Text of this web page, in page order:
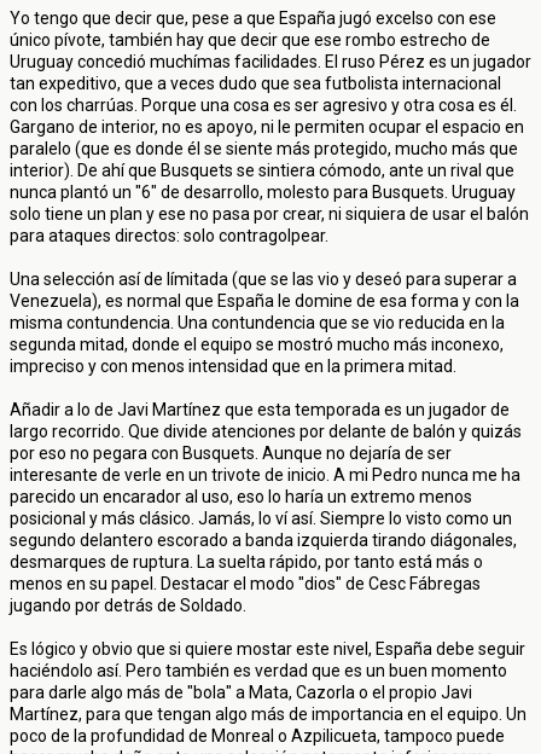
Yo tengo que decir que, pese a que España jugó excelso con ese
único pívote, también hay que decir que ese rombo estrecho de
Uruguay concedió muchímas facilidades. El ruso Pérez es un jugador
tan expeditivo, que a veces dudo que sea futbolista internacional
con los charrúas. Porque una cosa es ser agresivo y otra cosa es él.
Gargano de interior, no es apoyo, ni le permiten ocupar el espacio en
paralelo (que es donde él se siente más protegido, mucho más que
interior). De ahí que Busquets se sintiera cómodo, ante un rival que
nunca plantó un "6" de desarrollo, molesto para Busquets. Uruguay
solo tiene un plan y ese no pasa por crear, ni siquiera de usar el balón
para ataques directos: solo contragolpear.
Una selección así de límitada (que se las vio y deseó para superar a
Venezuela), es normal que España le domine de esa forma y con la
misma contundencia. Una contundencia que se vio reducida en la
segunda mitad, donde el equipo se mostró mucho más inconexo,
impreciso y con menos intensidad que en la primera mitad.
Añadir a lo de Javi Martínez que esta temporada es un jugador de
largo recorrido. Que divide atenciones por delante de balón y quizás
por eso no pegara con Busquets. Aunque no dejaría de ser
interesante de verle en un trivote de inicio. A mi Pedro nunca me ha
parecido un encarador al uso, eso lo haría un extremo menos
posicional y más clásico. Jamás, lo ví así. Siempre lo visto como un
segundo delantero escorado a banda izquierda tirando diágonales,
desmarques de ruptura. La suelta rápido, por tanto está más o
menos en su papel. Destacar el modo "dios" de Cesc Fábregas
jugando por detrás de Soldado.
Es lógico y obvio que si quiere mostar este nivel, España debe seguir
haciéndolo así. Pero también es verdad que es un buen momento
para darle algo más de "bola" a Mata, Cazorla o el propio Javi
Martínez, para que tengan algo más de importancia en el equipo. Un
poco de la profundidad de Monreal o Azpilicueta, tampoco puede